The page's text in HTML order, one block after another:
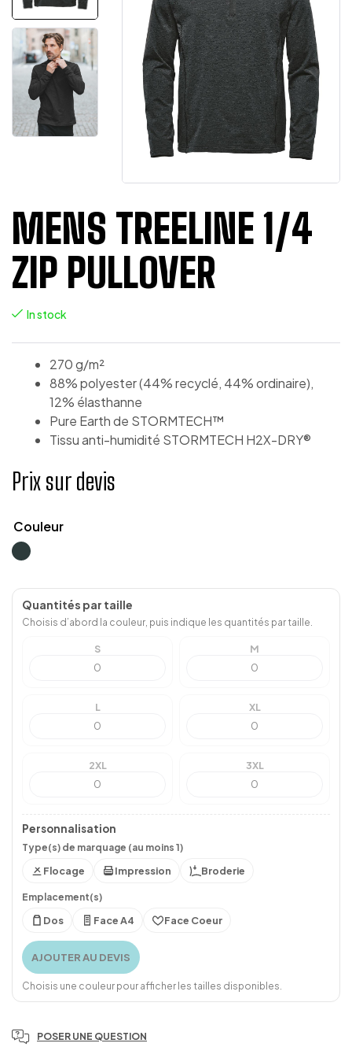
MENS TREELINE 1/4
ZIP PULLOVER
In stock
270 g/m²
88% polyester (44% recyclé, 44% ordinaire),
12% élasthanne
Pure Earth de STORMTECH™
Tissu anti-humidité STORMTECH H2X-DRY®
Prix sur devis
Couleur
Quantités par taille
Choisis d’abord la couleur, puis indique les quantités par taille.
S M
L XL
2XL 3XL
Personnalisation
Type(s) de marquage (au moins 1)
Flocage Impression Broderie
Emplacement(s)
Dos Face A4 Face Coeur
AJOUTER AU DEVIS
Choisis une couleur pour afficher les tailles disponibles.
POSER UNE QUESTION